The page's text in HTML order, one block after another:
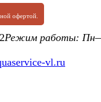
офертой.
Режим работы:
vl.ru